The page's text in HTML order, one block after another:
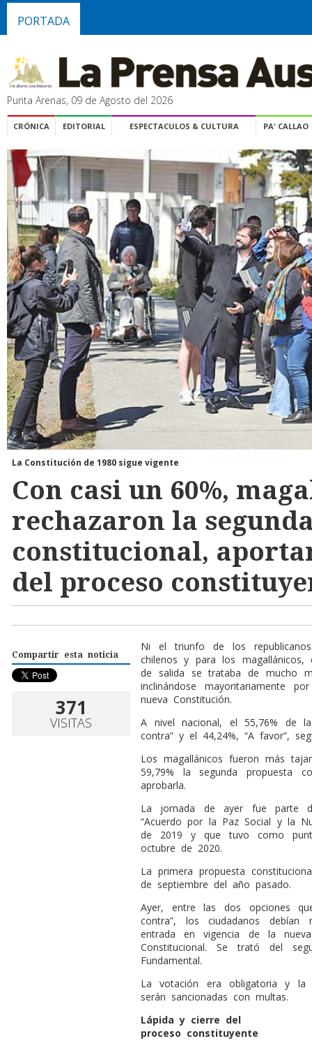
PORTADA
Punta Arenas, 09 de Agosto del 2026
CRÓNICA EDITORIAL ESPECTACULOS & CULTURA PA' CALLAO
La Constitución de 1980 sigue vigente
Con casi un 60%,
rechazaron la
constitucional,
del proceso
Compartir esta noticia
371
VISITAS
Ni el triunfo de los
chilenos y para los magallánicos,
de salida se trataba de mucho
inclinándose mayoritariamente
nueva Constitución.
A nivel nacional, el 55,76% de
contra” y el 44,24%, “A favor”,
Los magallánicos fueron más
59,79% la segunda propuesta
aprobarla.
La jornada de ayer fue parte
“Acuerdo por la Paz Social y la
de 2019 y que tuvo como
octubre de 2020.
La primera propuesta
de septiembre del año pasado.
Ayer, entre las dos opciones
contra”, los ciudadanos
entrada en vigencia de la
Constitucional. Se trató del
Fundamental.
La votación era obligatoria y la
serán sancionadas con multas.
Lápida y cierre del
proceso constituyente